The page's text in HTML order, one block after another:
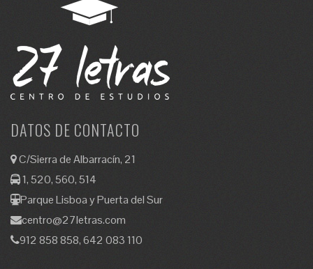
DATOS DE CONTACTO
C/Sierra de Albarracín, 21
1, 520, 560, 514
Parque Lisboa y Puerta del Sur
centro@27letras.com
912 858 858, 642 083 110